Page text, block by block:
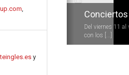
,
y
Del viernes 11 al
con los [...]